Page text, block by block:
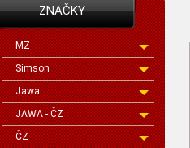
ZNAČKY
MZ
Simson
Jawa
JAWA - ČZ
ČZ